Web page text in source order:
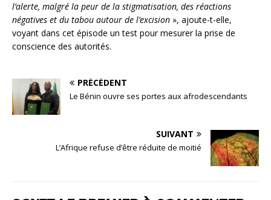
l’alerte, malgré la peur de la stigmatisation, des réactions
négatives et du tabou autour de l’excision », ajoute-t-elle,
voyant dans cet épisode un test pour mesurer la prise de
conscience des autorités.
PRÉCÉDENT
Le Bénin ouvre ses portes aux afrodescendants
SUIVANT
L’Afrique refuse d’être réduite de moitié